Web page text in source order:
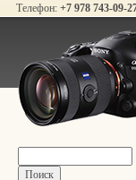
Телефон: +7 978 743-09-